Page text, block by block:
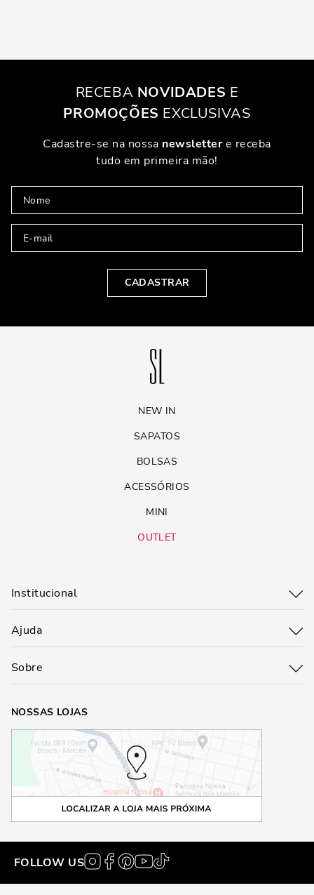
RECEBA NOVIDADES E
PROMOÇÕES EXCLUSIVAS
Cadastre-se na nossa newslettere receba
tudo em primeira mão!
CADASTRAR
NEW IN
SAPATOS
BOLSAS
ACESSÓRIOS
MINI
OUTLET
Institucional
Ajuda
Sobre
NOSSAS LOJAS
FOLLOW US